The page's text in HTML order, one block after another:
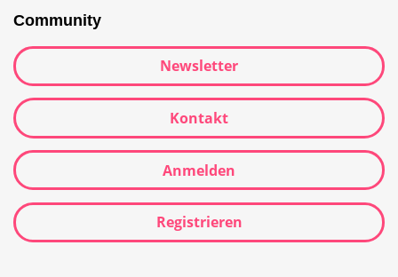
Community
Newsletter
Kontakt
Anmelden
Registrieren